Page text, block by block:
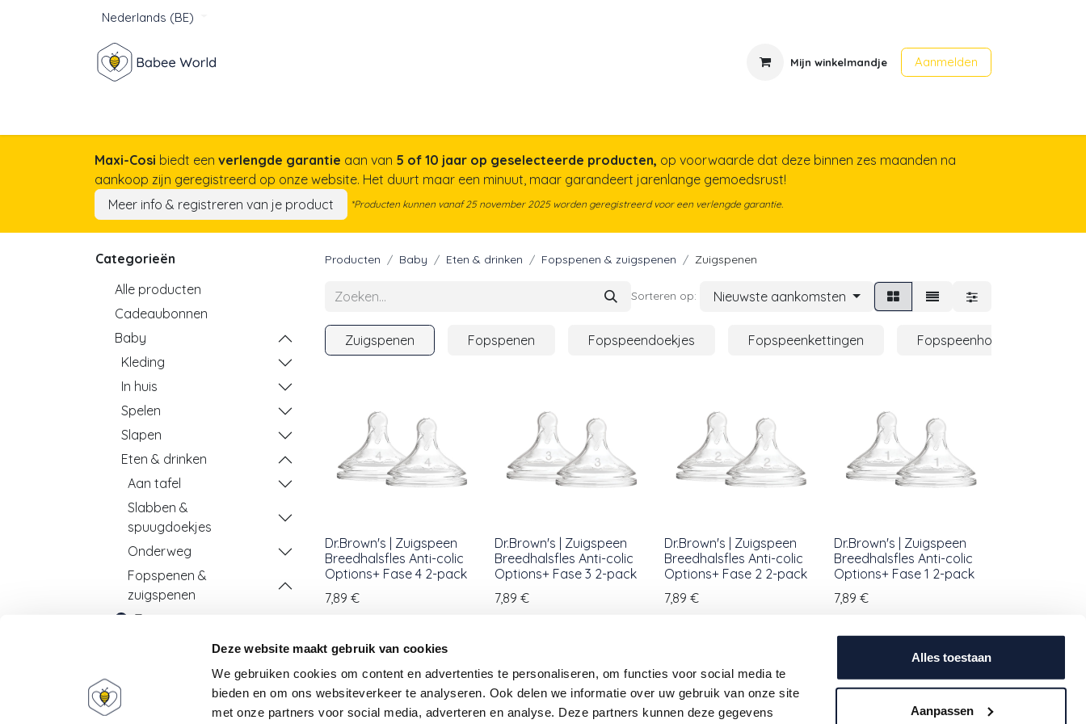
Deze website maakt gebruik van cookies
We gebruiken cookies om content en advertenties te personaliseren, om functies voor social media te
bieden en om ons websiteverkeer te analyseren. Ook delen we informatie over uw gebruik van onze site
met onze partners voor social media, adverteren en analyse. Deze partners kunnen deze gegevens
Alles toestaan
Aanpassen
Nederlands (BE)
Mijn winkelmandje Aanmelden
Maxi-Cosi biedt een verlengde garantie aan van 5 of 10 jaar op geselecteerde producten, op voorwaarde dat deze binnen zes maanden na
aankoop zijn geregistreerd op onze website. Het duurt maar een minuut, maar garandeert jarenlange gemoedsrust!
Meer info & registreren van je product
*Producten kunnen vanaf 25 november 2025 worden geregistreerd voor een verlengde garantie.
Categorieën
Alle producten
Cadeaubonnen
Baby
Kleding
In huis
Spelen
Slapen
Eten & drinken
Aan tafel
Slabben &
spuugdoekjes
Onderweg
Fopspenen &
zuigspenen
Zuigspenen
Fopspeendoekjes
Fopspeenkettingen
Fopspeenhouders
Producten Baby Eten & drinken Fopspenen & zuigspenen Zuigspenen
Sorteren op: Nieuwste aankomsten
Zuigspenen Fopspenen Fopspeendoekjes Fopspeenkettingen Fopspeenhouders
Dr.Brown's | Zuigspeen
Breedhalsfles Anti-colic
Options+ Fase 4 2-pack
7,89 €
Dr.Brown's | Zuigspeen
Breedhalsfles Anti-colic
Options+ Fase 3 2-pack
7,89 €
Dr.Brown's | Zuigspeen
Breedhalsfles Anti-colic
Options+ Fase 2 2-pack
7,89 €
Dr.Brown's | Zuigspeen
Breedhalsfles Anti-colic
Options+ Fase 1 2-pack
7,89 €